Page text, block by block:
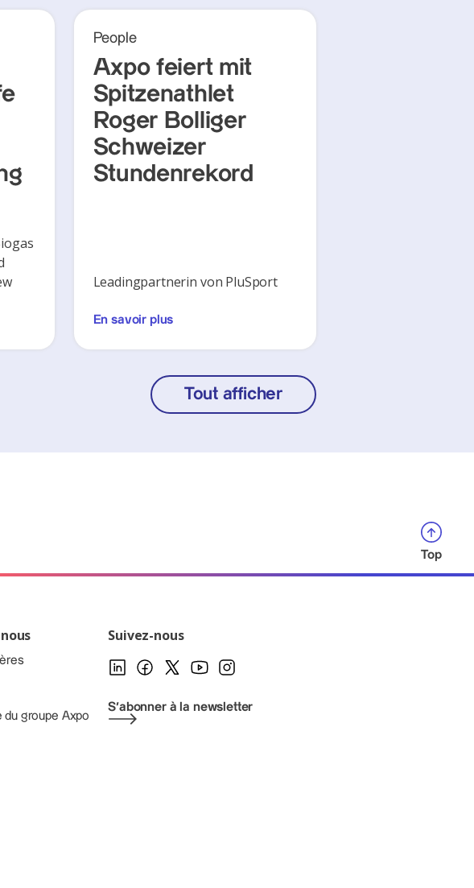
People
Axpo feiert mit
Spitzenathlet
Roger Bolliger
Schweizer
Stundenrekord
Leadingpartnerin von PluSport
En savoir plus
Tout afficher
Top
du groupe Axpo
Suivez-nous
S'abonner à la newsletter